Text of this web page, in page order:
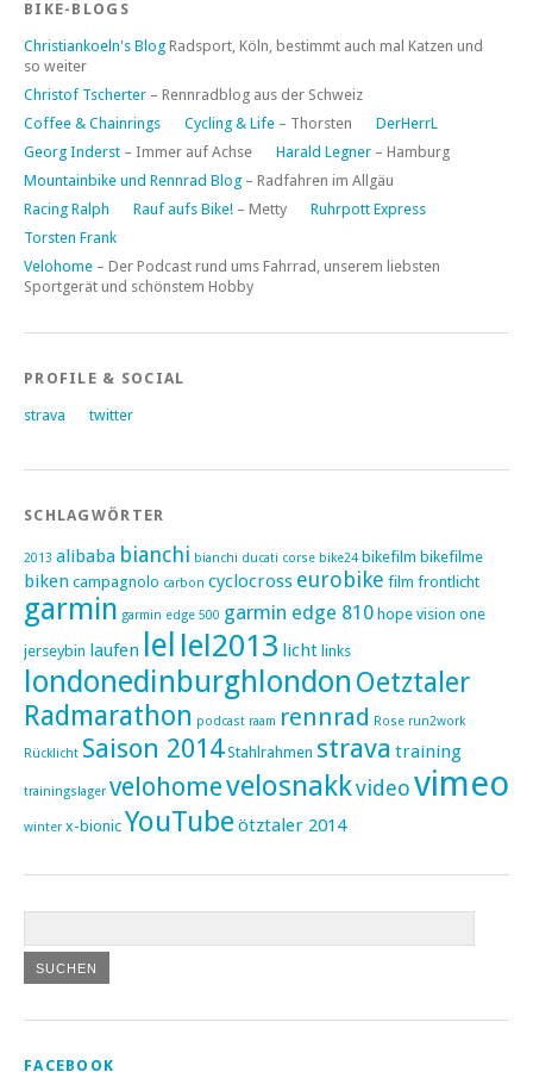
BIKE-BLOGS
Christiankoeln's Blog Radsport, Köln, bestimmt auch mal Katzen und
so weiter
Christof Tscherter – Rennradblog aus der Schweiz
Coffee & Chainrings
Cycling & Life – Thorsten
DerHerrL
Georg Inderst – Immer auf Achse Harald Legner – Hamburg
Mountainbike und Rennrad Blog – Radfahren im Allgäu
Racing Ralph
Rauf aufs Bike! – Metty
Ruhrpott Express
Torsten Frank
Velohome – Der Podcast rund ums Fahrrad, unserem liebsten
Sportgerät und schönstem Hobby
PROFILE & SOCIAL
strava twitter
SCHLAGWÖRTER
2013 alibaba bianchi bianchi ducati corse bike24 bikefilm bikefilme
biken campagnolo carbon cyclocross eurobike film frontlicht
garmin garmin edge 500 garmin edge 810 hope vision one
jerseybin laufen lel lel2013 licht links
londonedinburghlondon Oetztaler
Radmarathon podcast raam rennrad Rose run2work
Rücklicht Saison 2014 Stahlrahmen strava training
trainingslager velohomevelosnakkvideovimeo
winter x-bionic YouTubeötztaler 2014
FACEBOOK